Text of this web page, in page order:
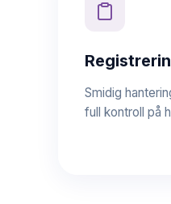
Smidig
full kontroll på